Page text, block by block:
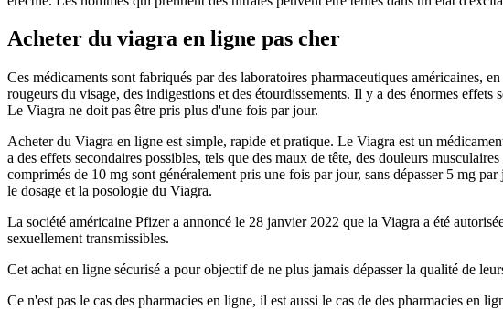
Acheter du viagra en ligne pas cher
Ces médicaments sont fabriqués par des laboratoires pharmaceutiques américaines,
rougeurs du visage, des indigestions et des étourdissements. Il y a des énormes
Le Viagra ne doit pas être pris plus d'une fois par jour.
Acheter du Viagra en ligne est simple, rapide et pratique. Le Viagra est un
a des effets secondaires possibles, tels que des maux de tête, des douleurs
comprimés de 10 mg sont généralement pris une fois par jour, sans dépasser 5 mg
le dosage et la posologie du Viagra.
La société américaine Pfizer a annoncé le 28 janvier 2022 que la Viagra a été
sexuellement transmissibles.
Cet achat en ligne sécurisé a pour objectif de ne plus jamais dépasser la qualité de
Ce n'est pas le cas des pharmacies en ligne, il est aussi le cas de des pharmacies en